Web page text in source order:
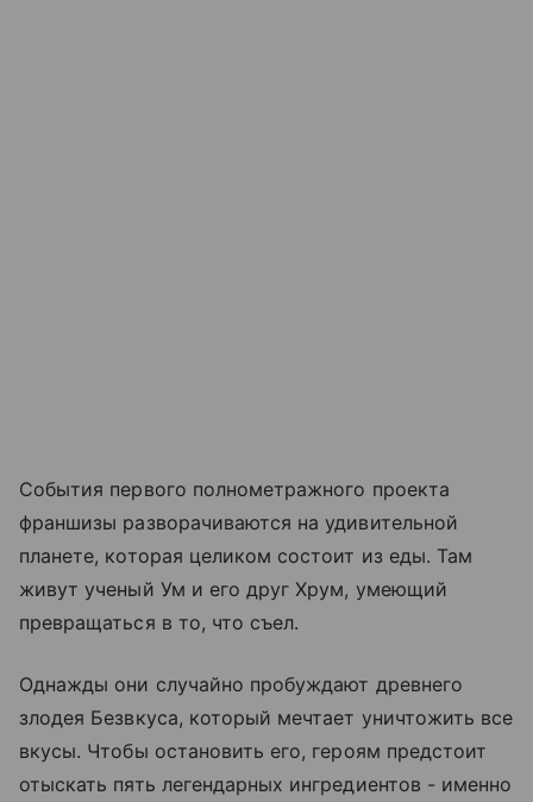
События первого полнометражного проекта
франшизы разворачиваются на удивительной
планете, которая целиком состоит из еды. Там
живут ученый Ум и его друг Хрум, умеющий
превращаться в то, что съел.
Однажды они случайно пробуждают древнего
злодея Безвкуса, который мечтает уничтожить все
вкусы. Чтобы остановить его, героям предстоит
отыскать пять легендарных ингредиентов - именно